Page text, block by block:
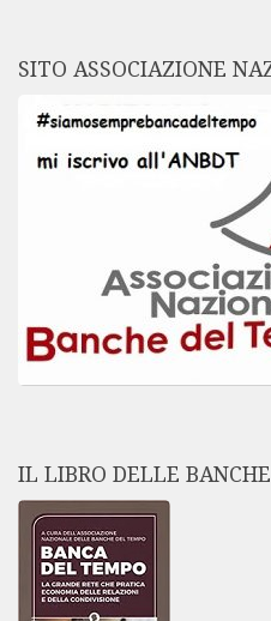
SITO ASSOCIAZIONE
IL LIBRO DELLE